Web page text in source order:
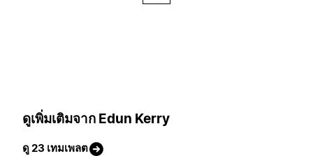
ดูเพิ่มเติมจาก Edun Kerry
ดู 23 เทมเพลต